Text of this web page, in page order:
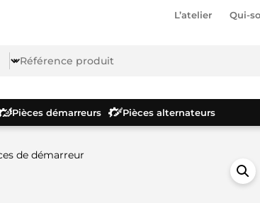
L’atelier Qui-
Pièces démarreurs Pièces alternateurs
de démarreur